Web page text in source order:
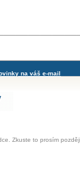
na váš e-mail
Zkuste to prosím